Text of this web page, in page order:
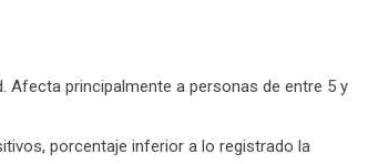
Afecta principalmente a personas de entre 5 y
porcentaje inferior a lo registrado la